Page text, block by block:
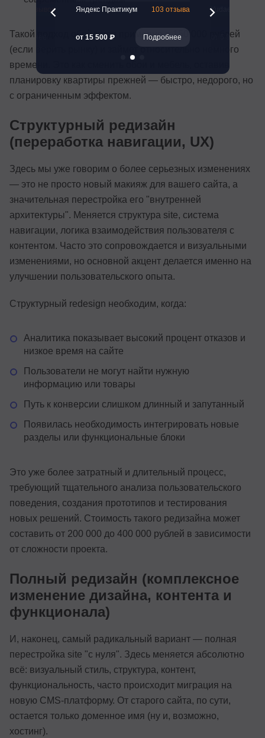
Такой подход обойдется примерно в 150 000 рублей
(если верить рынку) и займет относительно немного
времени. Это как сменить обои и мебель, оставив
планировку квартиры прежней — быстро, недорого, но
с ограниченным эффектом.
Структурный редизайн
(переработка навигации, UX)
Здесь мы уже говорим о более серьезных изменениях
— это не просто новый макияж для вашего сайта, а
значительная перестройка его "внутренней
архитектуры". Меняется структура site, система
навигации, логика взаимодействия пользователя с
контентом. Часто это сопровождается и визуальными
изменениями, но основной акцент делается именно на
улучшении пользовательского опыта.
Структурный redesign необходим, когда:
Аналитика показывает высокий процент отказов и
низкое время на сайте
Пользователи не могут найти нужную
информацию или товары
Путь к конверсии слишком длинный и запутанный
Появилась необходимость интегрировать новые
разделы или функциональные блоки
Это уже более затратный и длительный процесс,
требующий тщательного анализа пользовательского
поведения, создания прототипов и тестирования
новых решений. Стоимость такого редизайна может
составить от 200 000 до 400 000 рублей в зависимости
от сложности проекта.
Полный редизайн (комплексное
изменение дизайна, контента и
функционала)
И, наконец, самый радикальный вариант — полная
перестройка site "с нуля". Здесь меняется абсолютно
всё: визуальный стиль, структура, контент,
функциональность, часто происходит миграция на
новую CMS-платформу. От старого сайта, по сути,
остается только доменное имя (ну и, возможно,
хостинг).
75 отзывов
Подробнее
Яндекс Практикум 103 отзыва
от 15 500 ₽ Подробнее
Yudaev School
от 5 363 ₽